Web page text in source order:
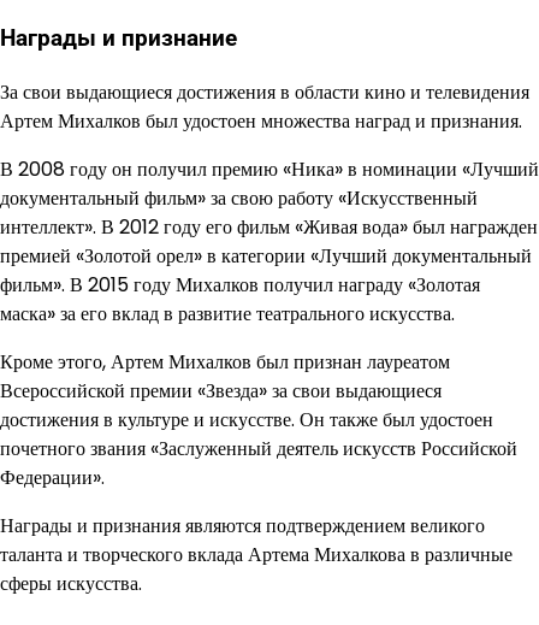
Награды и признание
За свои выдающиеся достижения в области кино и телевидения
Артем Михалков был удостоен множества наград и признания.
В 2008 году он получил премию «Ника» в номинации «Лучший
документальный фильм» за свою работу «Искусственный
интеллект». В 2012 году его фильм «Живая вода» был награжден
премией «Золотой орел» в категории «Лучший документальный
фильм». В 2015 году Михалков получил награду «Золотая
маска» за его вклад в развитие театрального искусства.
Кроме этого, Артем Михалков был признан лауреатом
Всероссийской премии «Звезда» за свои выдающиеся
достижения в культуре и искусстве. Он также был удостоен
почетного звания «Заслуженный деятель искусств Российской
Федерации».
Награды и признания являются подтверждением великого
таланта и творческого вклада Артема Михалкова в различные
сферы искусства.